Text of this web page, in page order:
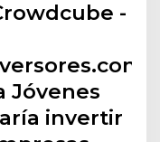
-
Jóvenes
invertir